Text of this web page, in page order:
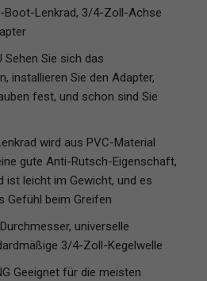
Boot-Lenkrad, 3/4-Zoll-Achse
Sehen Sie sich das
installieren Sie den Adapter,
fest, und schon sind Sie
wird aus PVC-Material
gute Anti-Rutsch-Eigenschaft,
ist leicht im Gewicht, und es
Gefühl beim Greifen
universelle
3/4-Zoll-Kegelwelle
Geeignet für die meisten